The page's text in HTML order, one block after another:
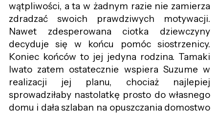
wątpliwości, a ta w żadnym razie nie zamierza
zdradzać swoich prawdziwych motywacji.
Nawet zdesperowana ciotka dziewczyny
decyduje się w końcu pomóc siostrzenicy.
Koniec końców to jej jedyna rodzina. Tamaki
Iwato zatem ostatecznie wspiera Suzume w
realizacji jej planu, chociaż najlepiej
sprowadziłaby nastolatkę prosto do własnego
domu i dała szlaban na opuszczania domostwo